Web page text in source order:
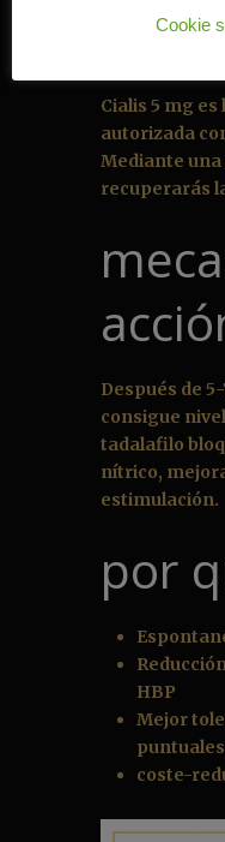
Cialis 5 mg
autorizada
Mediante
recuperarás
Después de
consigue
tadalafilo
nítrico,
estimulación.
por
HBP
Mejor
puntuales
coste-
Cookie